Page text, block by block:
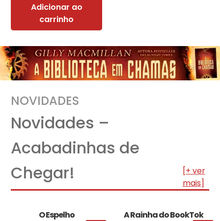
Adicionar ao
carrinho
NOVIDADES
Novidades –
Acabadinhas de
Chegar!
[+ ver
mais]
O Espelho
A Rainha do BookTok